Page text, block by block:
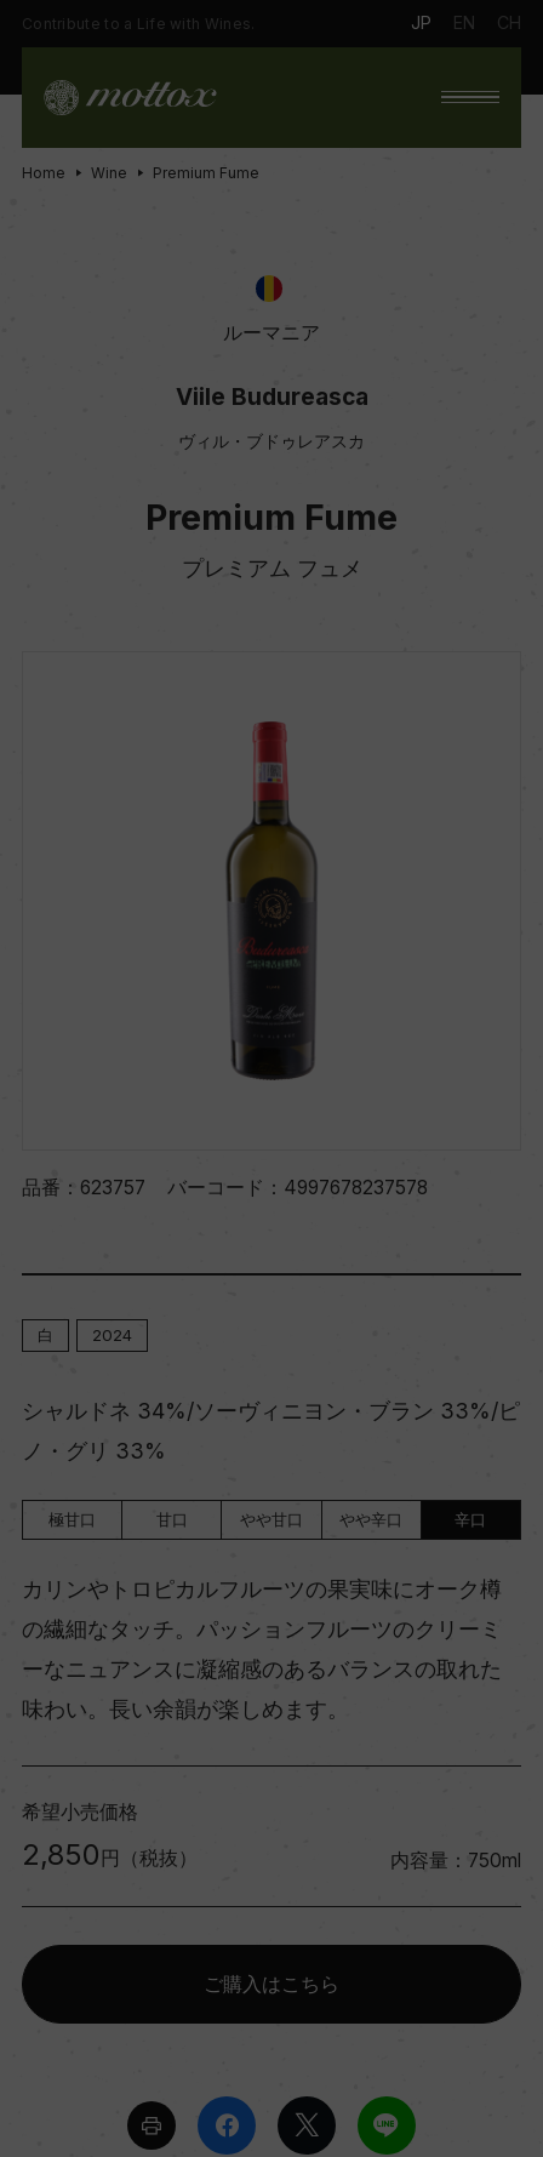
Contribute to a Life with Wines. JP EN CH
Home Wine Premium Fume
ルーマニア
Viile Budureasca
ヴィル・ブドゥレアスカ
Premium Fume
プレミアム フュメ
品番： 623757 バーコード： 4997678237578
白 2024
シャルドネ 34%/ソーヴィニヨン・ブラン 33%/ピ
ノ・グリ 33%
極甘口 甘口 やや甘口 やや辛口 辛口
カリンやトロピカルフルーツの果実味にオーク樽
の繊細なタッチ。パッションフルーツのクリーミ
ーなニュアンスに凝縮感のあるバランスの取れた
味わい。長い余韻が楽しめます。
希望小売価格
2,850 円（税抜） 内容量：750ml
ご購入はこちら